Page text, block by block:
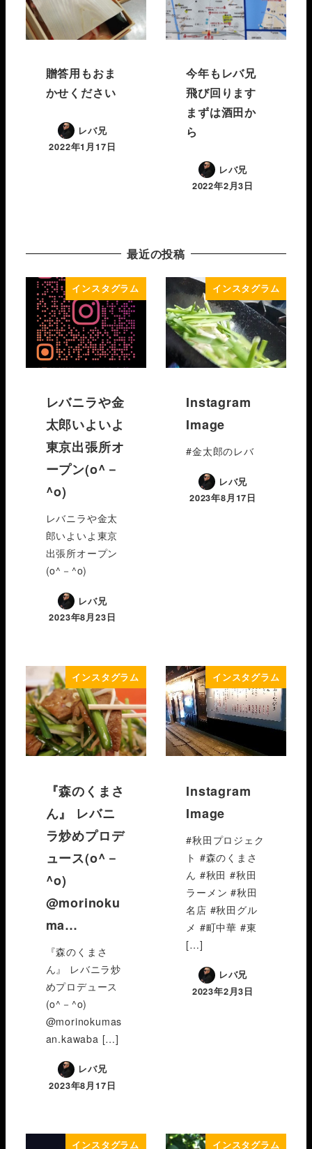
贈答用もおま
かせください
レバ兄
2022年1月17日
今年もレバ兄
飛び回ります️
まずは酒田か
ら
レバ兄
2022年2月3日
最近の投稿
インスタグラム
レバニラや金
太郎いよいよ
東京出張所オ
ープン(o^－
^o)
レバニラや金太
郎いよいよ東京
出張所オープン
(o^－^o)
レバ兄
2023年8月23日
インスタグラム
Instagram
Image
#金太郎のレバ
レバ兄
2023年8月17日
インスタグラム
『森のくまさ
ん』 レバニ
ラ炒めプロデ
ュース(o^－
^o)
@morinoku
ma…
『森のくまさ
ん』 レバニラ炒
めプロデュース
(o^－^o)
@morinokumas
an.kawaba […]
レバ兄
2023年8月17日
インスタグラム
Instagram
Image
#秋田プロジェク
ト #森のくまさ
ん #秋田 #秋田
ラーメン #秋田
名店 #秋田グル
メ #町中華 #東
[…]
レバ兄
2023年2月3日
インスタグラム インスタグラム